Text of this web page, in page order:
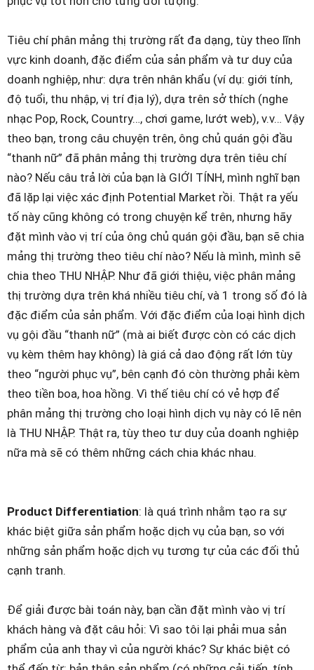
Tiêu chí phân mảng thị trường rất đa dạng, tùy theo lĩnh
vực kinh doanh, đặc điểm của sản phẩm và tư duy của
doanh nghiệp, như: dựa trên nhân khẩu (ví dụ: giới tính,
độ tuổi, thu nhập, vị trí địa lý), dựa trên sở thích (nghe
nhạc Pop, Rock, Country…, chơi game, lướt web), v.v… Vậy
theo bạn, trong câu chuyện trên, ông chủ quán gội đầu
“thanh nữ” đã phân mảng thị trường dựa trên tiêu chí
nào? Nếu câu trả lời của bạn là GIỚI TÍNH, mình nghĩ bạn
đã lặp lại việc xác định Potential Market rồi. Thật ra yếu
tố này cũng không có trong chuyện kể trên, nhưng hãy
đặt mình vào vị trí của ông chủ quán gội đầu, bạn sẽ chia
mảng thị trường theo tiêu chí nào? Nếu là mình, mình sẽ
chia theo THU NHẬP. Như đã giới thiệu, việc phân mảng
thị trường dựa trên khá nhiều tiêu chí, và 1 trong số đó là
đặc điểm của sản phẩm. Với đặc điểm của loại hình dịch
vụ gội đầu “thanh nữ” (mà ai biết được còn có các dịch
vụ kèm thêm hay không) là giá cả dao động rất lớn tùy
theo “người phục vụ”, bên cạnh đó còn thường phải kèm
theo tiền boa, hoa hồng. Vì thế tiêu chí có vẻ hợp để
phân mảng thị trường cho loại hình dịch vụ này có lẽ nên
là THU NHẬP. Thật ra, tùy theo tư duy của doanh nghiệp
nữa mà sẽ có thêm những cách chia khác nhau.
Product Differentiation: là quá trình nhằm tạo ra sự
khác biệt giữa sản phẩm hoặc dịch vụ của bạn, so với
những sản phẩm hoặc dịch vụ tương tự của các đối thủ
cạnh tranh.
Để giải được bài toán này, bạn cần đặt mình vào vị trí
khách hàng và đặt câu hỏi: Vì sao tôi lại phải mua sản
phẩm của anh thay vì của người khác? Sự khác biệt có